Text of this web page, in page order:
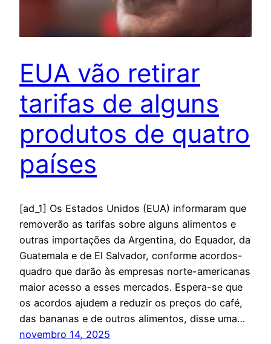
EUA vão retirar
tarifas de alguns
produtos de quatro
países
[ad_1] Os Estados Unidos (EUA) informaram que
removerão as tarifas sobre alguns alimentos e
outras importações da Argentina, do Equador, da
Guatemala e de El Salvador, conforme acordos-
quadro que darão às empresas norte-americanas
maior acesso a esses mercados. Espera-se que
os acordos ajudem a reduzir os preços do café,
das bananas e de outros alimentos, disse uma…
novembro 14, 2025